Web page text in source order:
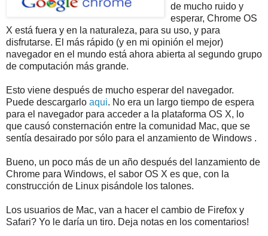
de mucho ruido y
esperar, Chrome OS
X está fuera y en la naturaleza, para su uso, y para
disfrutarse. El más rápido (y en mi opinión el mejor)
navegador en el mundo está ahora abierta al segundo grupo
de computación más grande.
Esto viene después de mucho esperar del navegador.
Puede descargarlo aqui. No era un largo tiempo de espera
para el navegador para acceder a la plataforma OS X, lo
que causó consternación entre la comunidad Mac, que se
sentía desairado por sólo para el anzamiento de Windows .
Bueno, un poco más de un año después del lanzamiento de
Chrome para Windows, el sabor OS X es que, con la
construcción de Linux pisándole los talones.
Los usuarios de Mac, van a hacer el cambio de Firefox y
Safari? Yo le daría un tiro. Deja notas en los comentarios!